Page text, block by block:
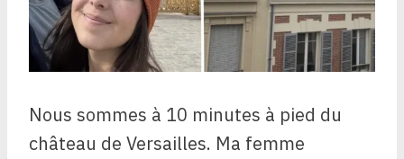
Nous sommes à 10 minutes à pied du
château de Versailles. Ma femme